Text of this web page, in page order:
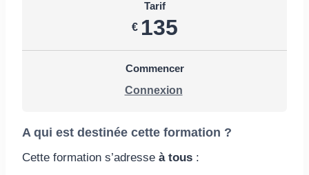
Tarif
€ 135
Commencer
Connexion
A qui est destinée cette formation ?
Cette formation s’adresse à tous :